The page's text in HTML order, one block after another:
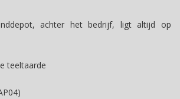
achter het bedrijf, ligt altijd op
teeltaarde